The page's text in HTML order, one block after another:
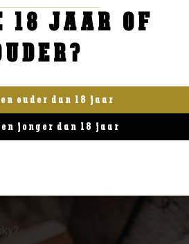
BESTELLEN
18 JAAR OF
ouder dan 18 jaar
jonger dan 18 jaar